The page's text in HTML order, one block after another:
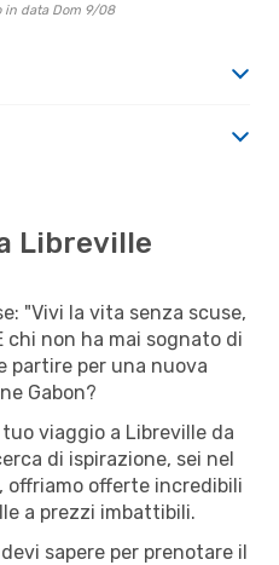
in data Dom 9/08
Libreville
"Vivi la vita senza scuse,
chi non ha mai sognato di
partire per una nuova
Gabon?
viaggio a Libreville da
di ispirazione, sei nel
offriamo offerte incredibili
a prezzi imbattibili.
sapere per prenotare il